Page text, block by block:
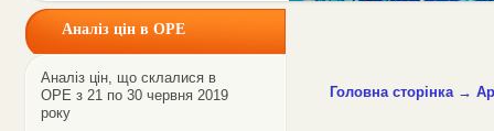
Аналіз цін в ОРЕ
Аналіз цін, що склалися в
ОРЕ з 21 по 30 червня 2019
року
Головна сторінка→